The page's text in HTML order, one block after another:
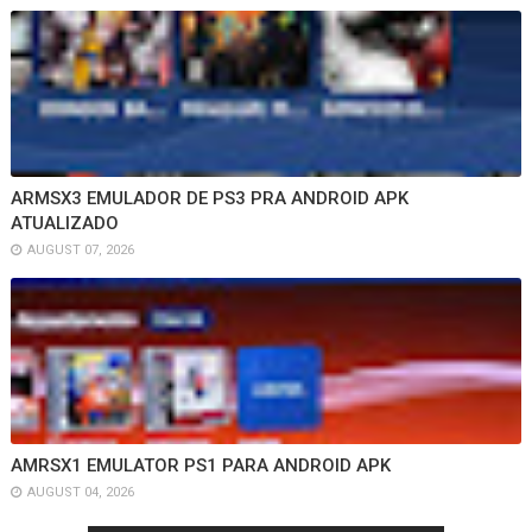
ARMSX3 EMULADOR DE PS3 PRA ANDROID APK
ATUALIZADO
AUGUST 07, 2026
AMRSX1 EMULATOR PS1 PARA ANDROID APK
AUGUST 04, 2026